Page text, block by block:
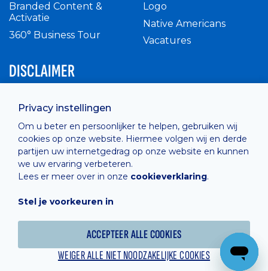
Privacy instellingen
Om u beter en persoonlijker te helpen, gebruiken wij
cookies op onze website. Hiermee volgen wij en derde
partijen uw internetgedrag op onze website en kunnen
we uw ervaring verbeteren.
Lees er meer over in onze cookieverklaring.
Stel je voorkeuren in
ACCEPTEER ALLE COOKIES
WEIGER ALLE NIET NOODZAKELIJKE COOKIES
Branded Content &
Activatie
360° Business Tour
Logo
Native Americans
Vacatures
DISCLAIMER
Privacy Policy
Cashless
verkoopsvoorwaarden
Cookie Policy
Hosted by Combell
Powered online by